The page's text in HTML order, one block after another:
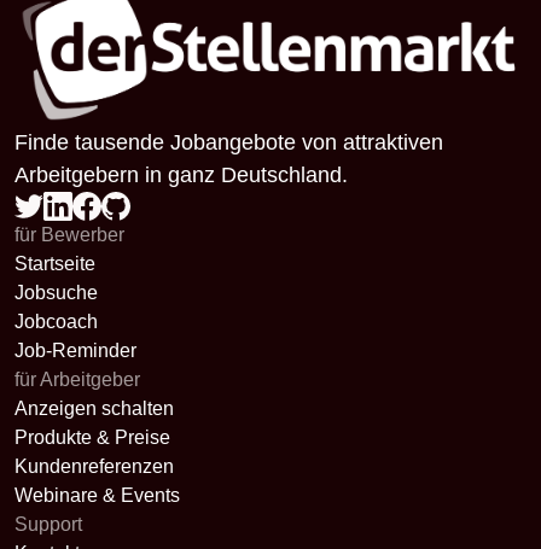
Finde tausende Jobangebote von attraktiven
Arbeitgebern in ganz Deutschland.
für Bewerber
Startseite
Jobsuche
Jobcoach
Job-Reminder
für Arbeitgeber
Anzeigen schalten
Produkte & Preise
Kundenreferenzen
Webinare & Events
Support